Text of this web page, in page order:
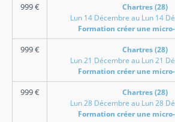
999€
Chartres (28)
Lun 14 Décembre au Lun 14
Formation créer une
999€
Chartres (28)
Lun 21 Décembre au Lun 21
Formation créer une
999€
Chartres (28)
Lun 28 Décembre au Lun 28
Formation créer une